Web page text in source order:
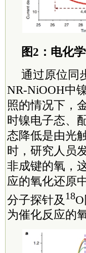
图2：电化
通过原位同
NR-NiOOH中
照的情况下，
时镍电子态、
态降低是由光
时，研究人员
非成键的氧，
应的氧化还原
分子探针及 18
为催化反应的